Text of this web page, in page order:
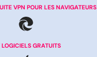
VPN POUR LES NAVIGATEURS
GRATUITS